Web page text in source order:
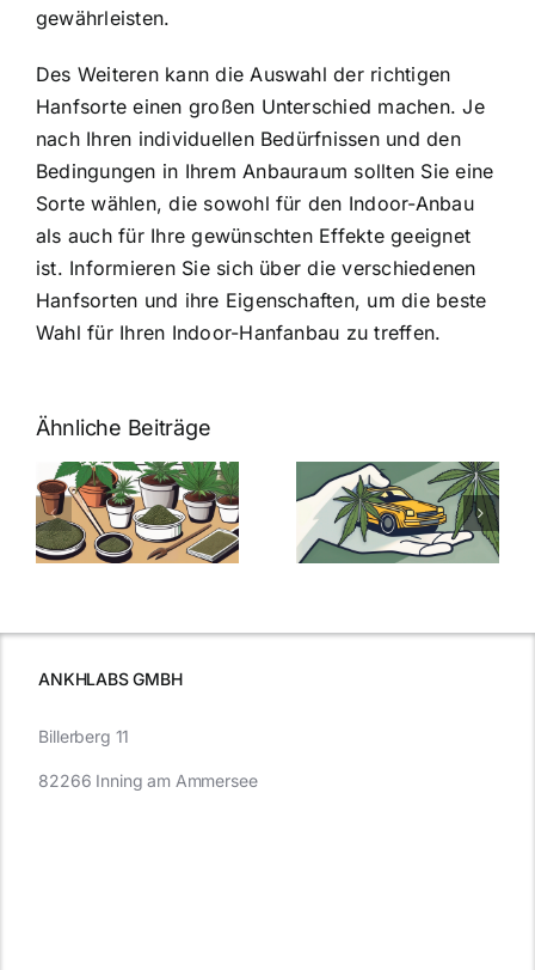
gewährleisten.
Des Weiteren kann die Auswahl der richtigen
Hanfsorte einen großen Unterschied machen. Je
nach Ihren individuellen Bedürfnissen und den
Bedingungen in Ihrem Anbauraum sollten Sie eine
Sorte wählen, die sowohl für den Indoor-Anbau
als auch für Ihre gewünschten Effekte geeignet
ist. Informieren Sie sich über die verschiedenen
Hanfsorten und ihre Eigenschaften, um die beste
Wahl für Ihren Indoor-Hanfanbau zu treffen.
Ähnliche Beiträge
Neue THC-
Grenzwert-
Regelung:
Was Sie über
Cannabis und
müssen
Cannabis
Samen
kaufen: Alles
was Sie
ANKHLABS GMBH
Billerberg 11
82266 Inning am Ammersee